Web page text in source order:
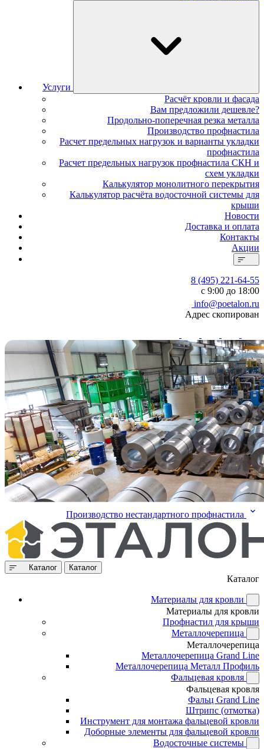
Услуги
Расчёт кровли и фасада
Вам предложили дешевле?
Продольно-поперечная резка металла
Производство профнастила
Расчет предельных нагрузок и варианты укладки
профнастила
Расчет предельных нагрузок профнастила СКН и
схем укладки
Калькулятор монолитного перекрытия
Калькулятор расчёта водосточной системы для
крыши
Новости
Доставка и оплата
Контакты
Акции
8 (495) 221-64-55
с 9:00 до 18:00
info@poetalon.ru
Адрес скопирован
Производство нестандартного профнастила
Каталог Каталог
Каталог
Материалы для кровли
Материалы для кровли
Профнастил для крыши
Металлочерепица
Металлочерепица
Металлочерепица Grand Line
Металлочерепица Металл Профиль
Фальцевая кровля
Фальцевая кровля
Фальц Grand Line
Штрипс (отмотка)
Инструмент для монтажа фальцевой кровли
Доборные элементы для фальцевой кровли
Водосточные системы